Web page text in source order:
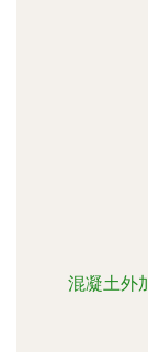
混凝土外